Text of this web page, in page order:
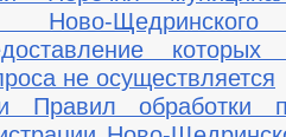
Ново-
которых
не осуществляется
Правил обработки